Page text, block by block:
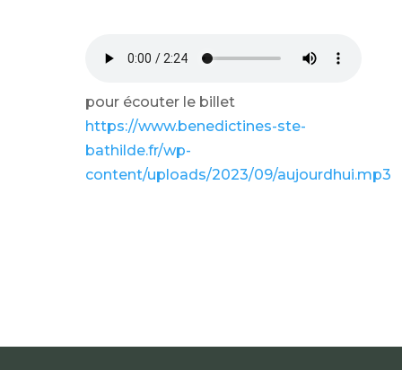
pour écouter le billet
https://www.benedictines-ste-
bathilde.fr/wp-
content/uploads/2023/09/aujourdhui.mp3